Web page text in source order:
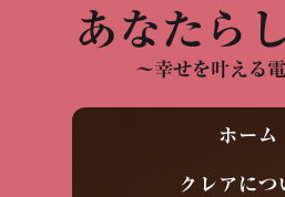
あなたら
～幸せを叶える
ホーム
クレアにつ